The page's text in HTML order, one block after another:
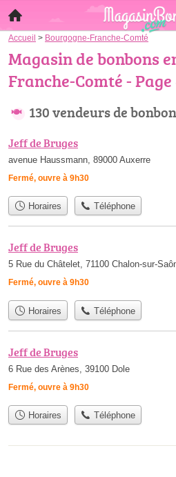
Accueil > Bourgogne-Franche-Comté
Magasin de bonbons
Franche-Comté - Page
130 vendeurs de
Jeff de Bruges
avenue Haussmann, 89000 Auxerre
Fermé, ouvre à 9h30
Horaires Téléphone
Jeff de Bruges
5 Rue du Châtelet, 71100 Chalon-sur-
Fermé, ouvre à 9h30
Horaires Téléphone
Jeff de Bruges
6 Rue des Arènes, 39100 Dole
Fermé, ouvre à 9h30
Horaires Téléphone